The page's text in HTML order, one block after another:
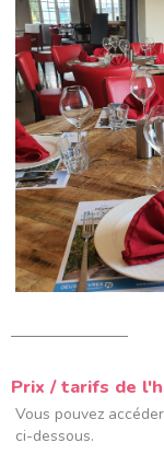
Prix / tarifs de
Vous pouvez
ci-dessous.